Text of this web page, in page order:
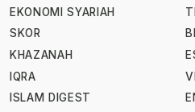
EKONOMI SYARIAH
SKOR
KHAZANAH
IQRA
ISLAM DIGEST